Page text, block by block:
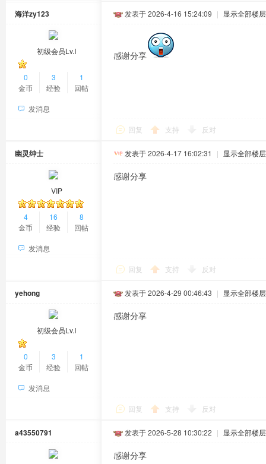
海洋zy123
初级会员Lv.Ⅰ
0
金币
3
经验
1
回帖
发消息
发表于 2026-4-16 15:24:09 | 显示全部楼层
感谢分享
回复 支持 反对
幽灵绅士
VIP
4
金币
16
经验
8
回帖
发消息
发表于 2026-4-17 16:02:31 | 显示全部楼层
感谢分享
回复 支持 反对
yehong
初级会员Lv.Ⅰ
0
金币
3
经验
1
回帖
发消息
发表于 2026-4-29 00:46:43 | 显示全部楼层
感谢分享
回复 支持 反对
a43550791 发表于 2026-5-28 10:30:22 | 显示全部楼层
感谢分享